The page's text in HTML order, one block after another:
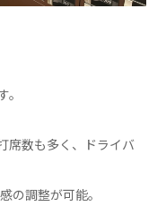
席数も多く、ドライバ
の調整が可能。